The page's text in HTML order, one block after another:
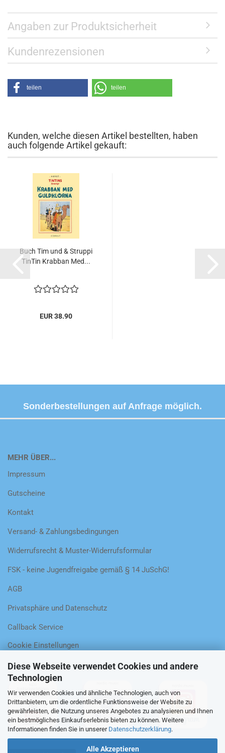
Diese Webseite verwendet Cookies und andere
Technologien
Wir verwenden Cookies und ähnliche Technologien, auch von
Drittanbietern, um die ordentliche Funktionsweise der Website zu
gewährleisten, die Nutzung unseres Angebotes zu analysieren und Ihnen
ein bestmögliches Einkaufserlebnis bieten zu können. Weitere
Informationen finden Sie in unserer Datenschutzerklärung.
Alle Akzeptieren
Angaben zur Produktsicherheit
Kundenrezensionen
teilen teilen
Kunden, welche diesen Artikel bestellten, haben
auch folgende Artikel gekauft:
Buch Tim und & Struppi
TinTin Krabban Med...
EUR 38.90
Sonderbestellungen auf Anfrage möglich.
MEHR ÜBER...
Impressum
Gutscheine
Kontakt
Versand- & Zahlungsbedingungen
Widerrufsrecht & Muster-Widerrufsformular
FSK - keine Jugendfreigabe gemäß § 14 JuSchG!
AGB
Privatsphäre und Datenschutz
Callback Service
Cookie Einstellungen